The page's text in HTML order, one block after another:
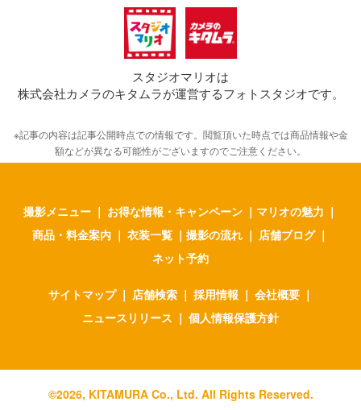
スタジオマリオは
株式会社カメラのキタムラが運営するフォトスタジオです。
※記事の内容は記事公開時点での情報です。閲覧頂いた時点では商品情報や金
額などが異なる可能性がございますのでご注意ください。
撮影メニュー ｜ お得な情報・キャンペーン ｜ マリオの魅力 ｜
商品・料金案内 ｜ 衣装一覧 ｜ 撮影の流れ ｜ 店舗ブログ ｜
ネット予約
サイトマップ ｜ 店舗検索 ｜ 採用情報 ｜ 会社概要 ｜
ニュースリリース ｜ 個人情報保護方針
©2026, KITAMURA Co., Ltd. All Rights Reserved.